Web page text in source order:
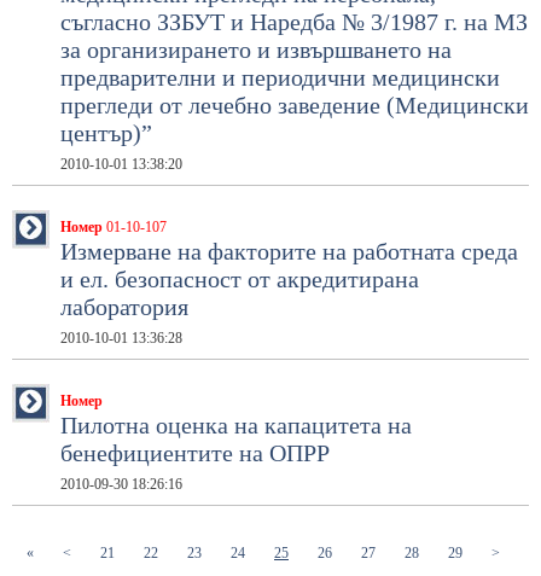
съгласно ЗЗБУТ и Наредба № 3/1987 г. на МЗ
за организирането и извършването на
предварителни и периодични медицински
прегледи от лечебно заведение (Медицински
център)”
2010-10-01 13:38:20
Номер 01-10-107
Измерване на факторите на работната среда
и ел. безопасност от акредитирана
лаборатория
2010-10-01 13:36:28
Номер
Пилотна оценка на капацитета на
бенефициентите на ОПРР
2010-09-30 18:26:16
« < 21 (current)
22(current)
23(current)
24(current)
25(current)
26(current)
27(current)
28(current)
29(current)
>